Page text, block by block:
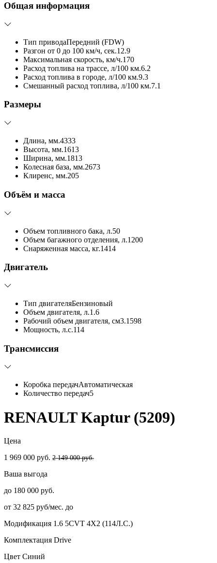
Общая информация
Тип приводаПередний (FDW)
Разгон от 0 до 100 км/ч, сек.12.9
Максимальная скорость, км/ч.170
Расход топлива на трассе, л/100 км.6.2
Расход топлива в городе, л/100 км.9.3
Смешанный расход топлива, л/100 км.7.1
Размеры
Длина, мм.4333
Высота, мм.1613
Ширина, мм.1813
Колесная база, мм.2673
Клиренс, мм.205
Объём и масса
Объем топливного бака, л.50
Объем багажного отделения, л.1200
Снаряженная масса, кг.1414
Двигатель
Тип двигателяБензиновый
Объем двигателя, л.1.6
Рабочий объем двигателя, см3.1598
Мощность, л.с.114
Трансмиссия
Коробка передачАвтоматическая
Количество передач5
RENAULT Kaptur (5209)
Цена
1 969 000 руб. 2 149 000 руб.
Ваша выгода
до 180 000 руб.
от 32 825 руб/мес. до
Модификация 1.6 5CVT 4X2 (114Л.С.)
Комплектация Drive
Цвет Синий